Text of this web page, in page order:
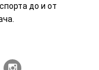
до и от